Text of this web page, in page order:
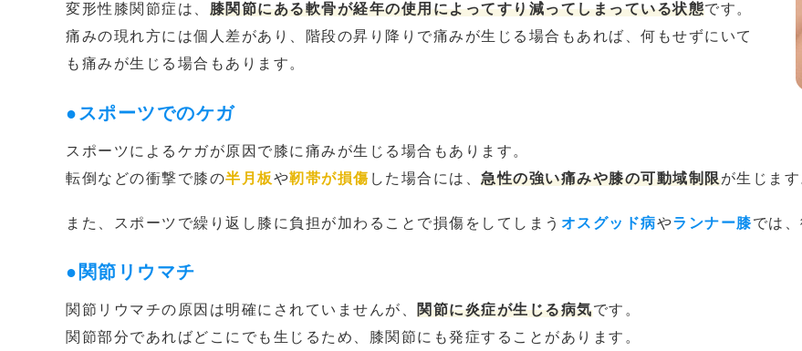
変形性膝関節症は、 膝関節にある軟骨が経年の使用によってすり減ってしまっている状態です。
痛みの現れ方には個人差があり、階段の昇り降りで痛みが生じる場合もあれば、何もせずにいて
も痛みが生じる場合もあります。
●スポーツでのケガ
スポーツによるケガが原因で膝に痛みが生じる場合もあります。
転倒などの衝撃で膝の半月板や靭帯が損傷 した場合には、 急性の強い痛みや膝の可動域制限が生じます
また、スポーツで繰り返し膝に負担が加わることで損傷をしてしまう オスグッド病やランナー膝では
●関節リウマチ
関節リウマチの原因は明確にされていませんが、 関節に炎症が生じる病気です。
関節部分であればどこにでも生じるため、膝関節にも発症することがあります。